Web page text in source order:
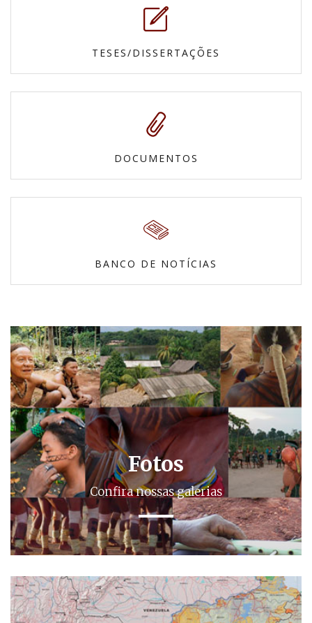
TESES/DISSERTAÇÕES
DOCUMENTOS
BANCO DE NOTÍCIAS
Fotos
Confira nossas galerias